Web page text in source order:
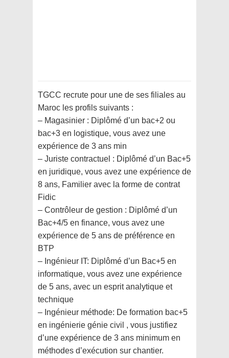
TGCC recrute pour une de ses filiales au
Maroc les profils suivants :
– Magasinier : Diplômé d’un bac+2 ou
bac+3 en logistique, vous avez une
expérience de 3 ans min
– Juriste contractuel : Diplômé d’un Bac+5
en juridique, vous avez une expérience de
8 ans, Familier avec la forme de contrat
Fidic
– Contrôleur de gestion : Diplômé d’un
Bac+4/5 en finance, vous avez une
expérience de 5 ans de préférence en
BTP
– Ingénieur IT: Diplômé d’un Bac+5 en
informatique, vous avez une expérience
de 5 ans, avec un esprit analytique et
technique
– Ingénieur méthode: De formation bac+5
en ingénierie génie civil , vous justifiez
d’une expérience de 3 ans minimum en
méthodes d’exécution sur chantier.